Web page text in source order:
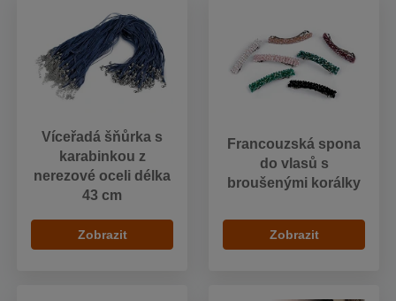
Víceřadá šňůrka s
karabinkou z
nerezové oceli délka
43 cm
Zobrazit
Francouzská spona
do vlasů s
broušenými korálky
Zobrazit